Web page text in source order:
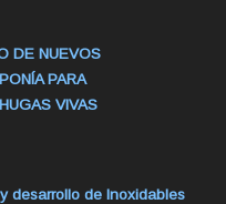
DE NUEVOS
PARA
VIVAS
desarrollo de Inoxidables